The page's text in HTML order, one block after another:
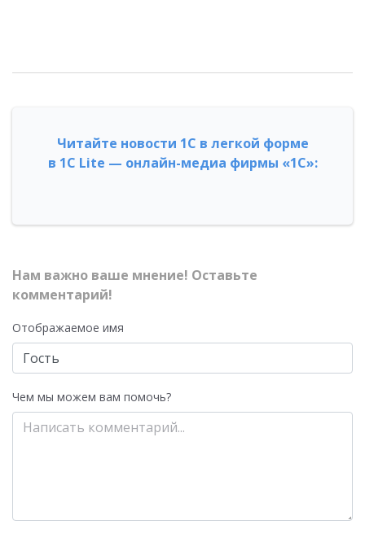
Читайте новости 1С в легкой форме
в 1С Lite — онлайн-медиа фирмы «1С»:
Нам важно ваше мнение! Оставьте
комментарий!
Отображаемое имя
Чем мы можем вам помочь?